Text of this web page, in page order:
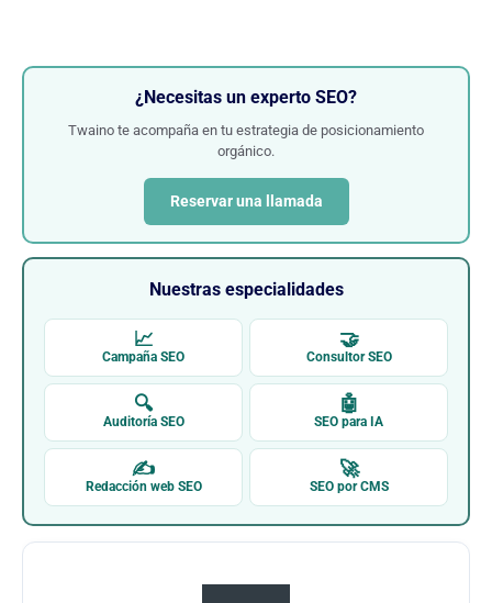
¿Necesitas un experto SEO?
Twaino te acompaña en tu estrategia de posicionamiento
orgánico.
Reservar una llamada
Nuestras especialidades
📈
Campaña SEO
🤝
Consultor SEO
🔍
Auditoría SEO
🤖
SEO para IA
✍
Redacción web SEO
🚀
SEO por CMS